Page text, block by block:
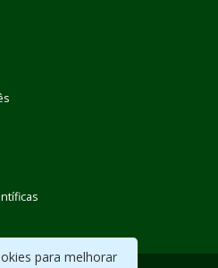
para melhorar